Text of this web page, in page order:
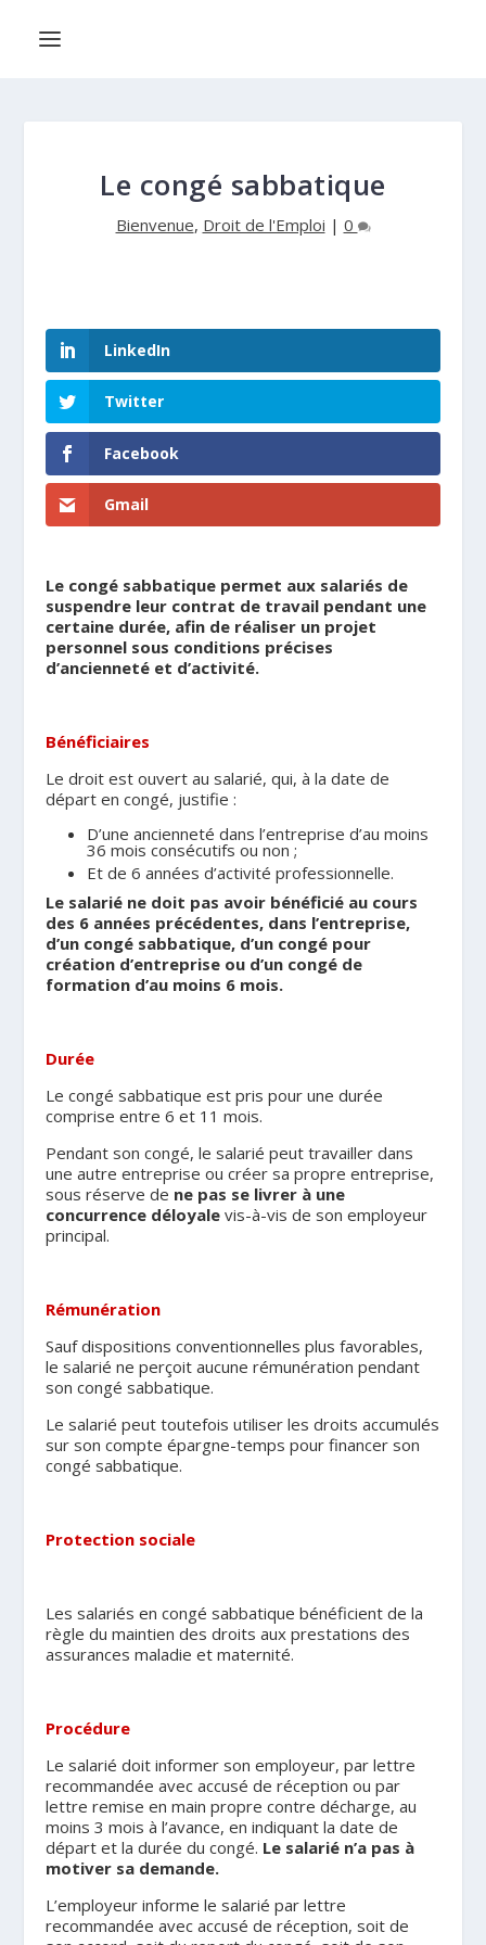
Le congé sabbatique
Bienvenue, Droit de l'Emploi | 0
LinkedIn
Twitter
Facebook
Gmail
Le congé sabbatique permet aux salariés de
suspendre leur contrat de travail pendant une
certaine durée, afin de réaliser un projet
personnel sous conditions précises
d’ancienneté et d’activité.
Bénéficiaires
Le droit est ouvert au salarié, qui, à la date de
départ en congé, justifie :
D’une ancienneté dans l’entreprise d’au moins
36 mois consécutifs ou non ;
Et de 6 années d’activité professionnelle.
Le salarié ne doit pas avoir bénéficié au cours
des 6 années précédentes, dans l’entreprise,
d’un congé sabbatique, d’un congé pour
création d’entreprise ou d’un congé de
formation d’au moins 6 mois.
Durée
Le congé sabbatique est pris pour une durée
comprise entre 6 et 11 mois.
Pendant son congé, le salarié peut travailler dans
une autre entreprise ou créer sa propre entreprise,
sous réserve de ne pas se livrer à une
concurrence déloyalevis-à-vis de son employeur
principal.
Rémunération
Sauf dispositions conventionnelles plus favorables,
le salarié ne perçoit aucune rémunération pendant
son congé sabbatique.
Le salarié peut toutefois utiliser les droits accumulés
sur son compte épargne-temps pour financer son
congé sabbatique.
Protection sociale
Les salariés en congé sabbatique bénéficient de la
règle du maintien des droits aux prestations des
assurances maladie et maternité.
Procédure
Le salarié doit informer son employeur, par lettre
recommandée avec accusé de réception ou par
lettre remise en main propre contre décharge, au
moins 3 mois à l’avance, en indiquant la date de
départ et la durée du congé. Le salarié n’a pas à
motiver sa demande.
L’employeur informe le salarié par lettre
recommandée avec accusé de réception, soit de